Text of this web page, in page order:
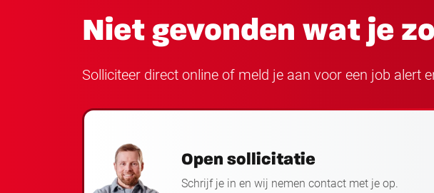
Niet gevonden wat je
Solliciteer direct online of meld je aan voor een job alert
Open sollicitatie
Schrijf je in en wij nemen contact met je op.